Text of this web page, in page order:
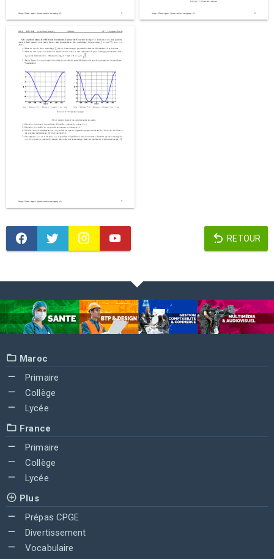
RETOUR
Maroc
Primaire
Collège
Lycée
France
Primaire
Collège
Lycée
Plus
Prépas CPGE
Divertissement
Vocabulaire